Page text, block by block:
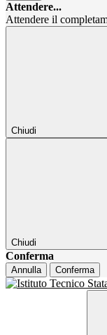
Attendere...
Attendere il
Chiudi
Chiudi
Conferma
Annulla Conferma